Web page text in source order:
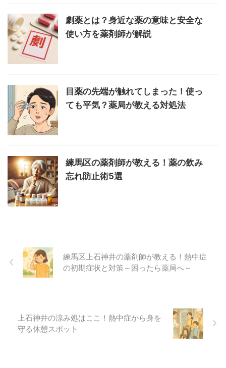
劇薬とは？身近な薬の意味と安全な
使い方を薬剤師が解説
目薬の先端が触れてしまった！使っ
ても平気？薬局が教える対処法
練馬区の薬剤師が教える！薬の飲み
忘れ防止術5選
練馬区上石神井の薬剤師が教える！熱中症
の初期症状と対策～困ったら薬局へ～
上石神井の涼み処はここ！熱中症から身を
守る休憩スポット